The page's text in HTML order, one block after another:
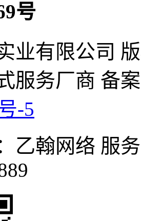
号
业有限公司
服务厂商 备
-5
乙翰网络 服